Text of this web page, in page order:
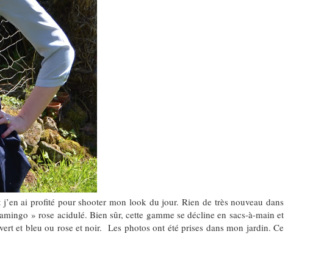
ai profité pour shooter mon look du jour. Rien de très nouveau dans
» rose acidulé. Bien sûr, cette gamme se décline en sacs-à-main et
et bleu ou rose et noir. Les photos ont été prises dans mon jardin. Ce